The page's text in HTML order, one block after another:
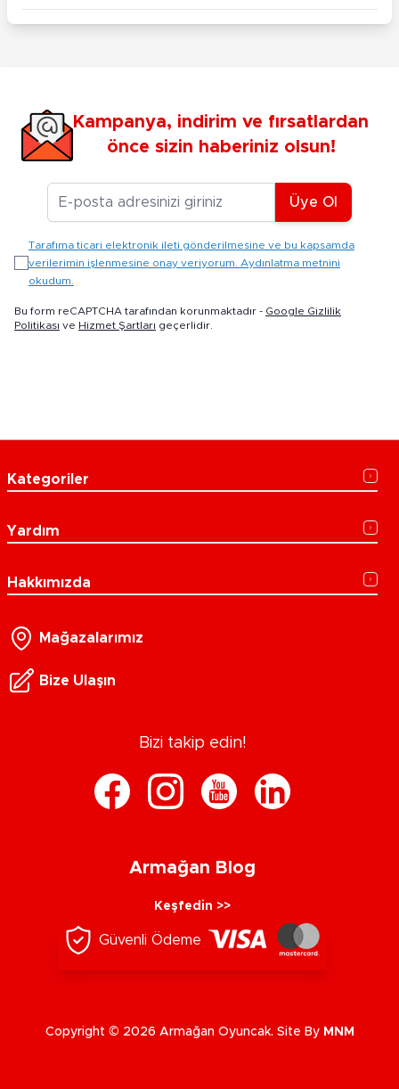
Kampanya, indirim ve fırsatlardan
önce sizin haberiniz olsun!
E-posta Adresiniz
Üye Ol
Tarafıma ticari elektronik ileti gönderilmesine ve bu kapsamda
verilerimin işlenmesine onay veriyorum. Aydınlatma metnini
okudum.
Bu form reCAPTCHA tarafından korunmaktadır - Google Gizlilik
Politikası ve Hizmet Şartları geçerlidir.
Kategoriler
Yardım
Hakkımızda
Mağazalarımız
Bize Ulaşın
Bizi takip edin!
Armağan Blog
Keşfedin >>
Güvenli Ödeme
Copyright © 2026 Armağan Oyuncak. Site By MNM